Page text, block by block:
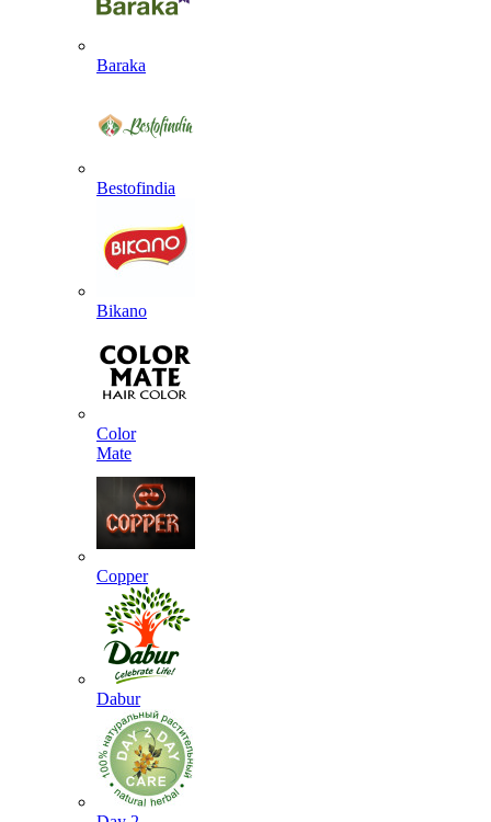
Baraka
Bestofindia
Bikano
Color
Mate
Copper
Dabur